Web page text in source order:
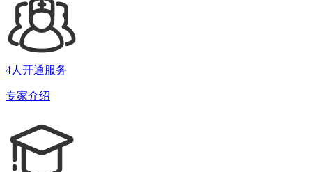
4人开通服务
专家介绍